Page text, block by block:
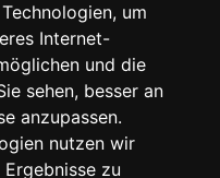
um
Internet-
und die
sehen, besser an
anzupassen.
nutzen wir
zu